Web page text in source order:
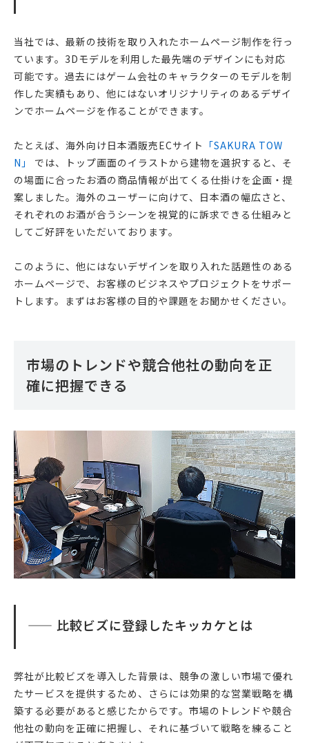
当社では、最新の技術を取り入れたホームページ制作を行っ
ています。3Dモデルを利用した最先端のデザインにも対応
可能です。過去にはゲーム会社のキャラクターのモデルを制
作した実績もあり、他にはないオリジナリティのあるデザイ
ンでホームページを作ることができます。
たとえば、海外向け日本酒販売ECサイト 「SAKURA TOW
N」
では、トップ画面のイラストから建物を選択すると、そ
の場面に合ったお酒の商品情報が出てくる仕掛けを企画・提
案しました。海外のユーザーに向けて、日本酒の幅広さと、
それぞれのお酒が合うシーンを視覚的に訴求できる仕組みと
してご好評をいただいております。
このように、他にはないデザインを取り入れた話題性のある
ホームページで、お客様のビジネスやプロジェクトをサポー
トします。まずはお客様の目的や課題をお聞かせください。
市場のトレンドや競合他社の動向を正
確に把握できる
—— 比較ビズに登録したキッカケとは
弊社が比較ビズを導入した背景は、競争の激しい市場で優れ
たサービスを提供するため、さらには効果的な営業戦略を構
築する必要があると感じたからです。市場のトレンドや競合
他社の動向を正確に把握し、それに基づいて戦略を練ること